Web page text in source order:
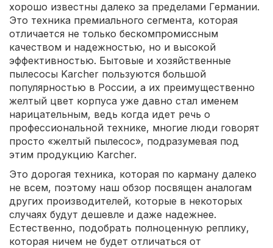
хорошо известны далеко за пределами Германии.
Это техника премиального сегмента, которая
отличается не только бескомпромиссным
качеством и надежностью, но и высокой
эффективностью. Бытовые и хозяйственные
пылесосы Karcher пользуются большой
популярностью в России, а их преимущественно
желтый цвет корпуса уже давно стал именем
нарицательным, ведь когда идет речь о
профессиональной технике, многие люди говорят
просто «желтый пылесос», подразумевая под
этим продукцию Karcher.
Это дорогая техника, которая по карману далеко
не всем, поэтому наш обзор посвящен аналогам
других производителей, которые в некоторых
случаях будут дешевле и даже надежнее.
Естественно, подобрать полноценную реплику,
которая ничем не будет отличаться от